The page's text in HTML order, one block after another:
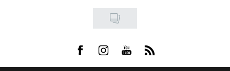
Visit us on Facebook
Visit us on Instagram
Visit us on Youtube
Visit us on Rss